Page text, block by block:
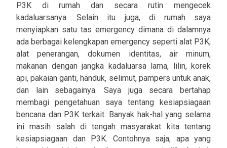
P3K di rumah dan secara rutin mengecek
kadaluarsanya. Selain itu juga, di rumah saya
menyiapkan satu tas emergency dimana di dalamnya
ada berbagai kelengkapan emergency seperti alat P3K,
alat penerangan, dokumen identitas, air minum,
makanan dengan jangka kadaluarsa lama, lilin, korek
api, pakaian ganti, handuk, selimut, pampers untuk anak,
dan lain sebagainya. Saya juga secara bertahap
membagi pengetahuan saya tentang kesiapsiagaan
bencana dan P3K terkait. Banyak hak-hal yang selama
ini masih salah di tengah masyarakat kita tentang
kesiapsiagaan dan P3K. Contohnya saja, apa yang